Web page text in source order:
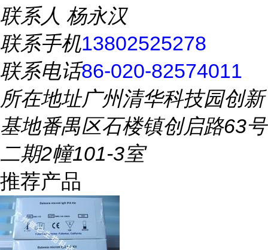
联系人 杨永汉
联系手机13802525278
联系电话86-020-82574011
所在地址广州清华科技园创新
基地番禺区石楼镇创启路63号
二期2幢101-3室
推荐产品